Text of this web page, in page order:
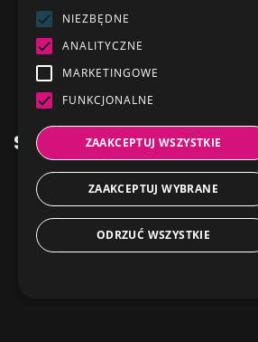
Serwis365
Faktura365
EventManager365
Dokumenty365
Skontaktuj się nami
1 Maja 32
44-330 Jastrzębie-Zdrój
+48 32 441 28 77
NIEZBĘDNE
ANALITYCZNE
MARKETINGOWE
FUNKCJONALNE
ZAAKCEPTUJ WSZYSTKIE
ZAAKCEPTUJ WYBRANE
ODRZUĆ WSZYSTKIE